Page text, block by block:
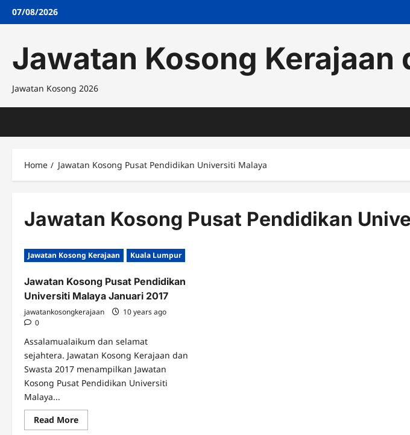
Skip07/08/2026
Jawatan Kosong Kerajaan
Jawatan Kosong 2026
Home Jawatan Kosong Pusat Pendidikan Universiti Malaya
Jawatan Kosong Pusat Pendidikan
Jawatan Kosong Kerajaan Kuala Lumpur
Jawatan Kosong Pusat Pendidikan
Universiti Malaya Januari 2017
jawatankosongkerajaan
10 years ago
0
Assalamualaikum dan selamat
sejahtera. Jawatan Kosong Kerajaan dan
Swasta 2017 menampilkan Jawatan
Kosong Pusat Pendidikan Universiti
Malaya...
Read MoreRead
more